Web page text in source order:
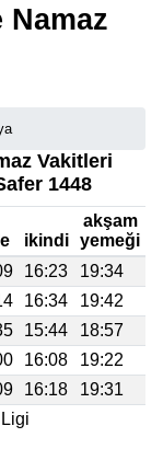
Vakitleri
1448
ikindi
akşam
yemeği
16:23 19:34
16:34 19:42
15:44 18:57
16:08 19:22
16:18 19:31